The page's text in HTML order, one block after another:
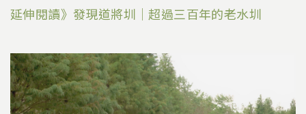
延伸閱讀》發現道將圳｜超過三百年的老水圳